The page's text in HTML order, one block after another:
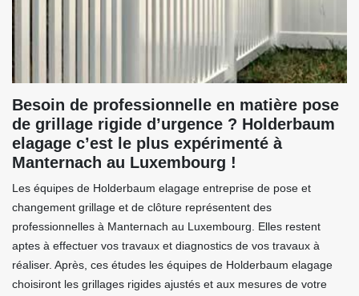
Besoin de professionnelle en matière pose
de grillage rigide d’urgence ? Holderbaum
elagage c’est le plus expérimenté à
Manternach au Luxembourg !
Les équipes de Holderbaum elagage entreprise de pose et
changement grillage et de clôture représentent des
professionnelles à Manternach au Luxembourg. Elles restent
aptes à effectuer vos travaux et diagnostics de vos travaux à
réaliser. Après, ces études les équipes de Holderbaum elagage
choisiront les grillages rigides ajustés et aux mesures de votre